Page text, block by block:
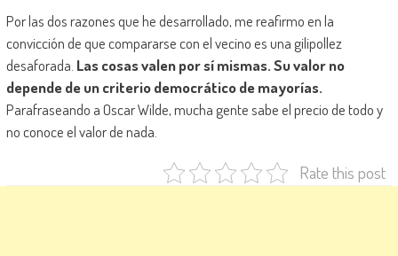
Por las dos razones que he desarrollado, me reafirmo en la
convicción de que compararse con el vecino es una gilipollez
desaforada. Las cosas valen por sí mismas. Su valor no
depende de un criterio democrático de mayorías.
Parafraseando a Oscar Wilde, mucha gente sabe el precio de todo y
no conoce el valor de nada.
Rate this post